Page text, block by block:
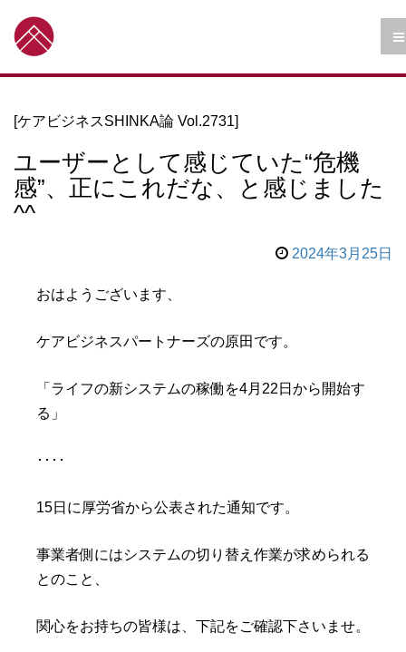
[ケアビジネスSHINKA論 Vol.2731]
ユーザーとして感じていた“危機
感”、正にこれだな、と感じました
^^
2024年3月25日
おはようございます、
ケアビジネスパートナーズの原田です。
「ライフの新システムの稼働を4月22日から開始す
る」
････
15日に厚労省から公表された通知です。
事業者側にはシステムの切り替え作業が求められる
とのこと、
関心をお持ちの皆様は、下記をご確認下さいませ。